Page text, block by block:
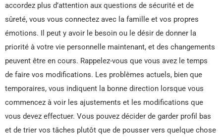
accordez plus d’attention aux questions de sécurité et de
sûreté, vous vous connectez avec la famille et vos propres
émotions. Il peut y avoir le besoin ou le désir de donner la
priorité à votre vie personnelle maintenant, et des changements
peuvent être en cours. Rappelez-vous que vous avez le temps
de faire vos modifications. Les problèmes actuels, bien que
temporaires, vous indiquent la bonne direction lorsque vous
commencez à voir les ajustements et les modifications que
vous devez effectuer. Vous pouvez décider de garder profil bas
et de trier vos tâches plutôt que de pousser vers quelque chose